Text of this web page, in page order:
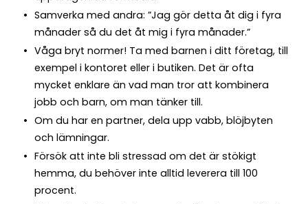
Samverka med andra: ”Jag gör detta åt dig i fyra
månader så du det åt mig i fyra månader.”
Våga bryt normer! Ta med barnen i ditt företag, till
exempel i kontoret eller i butiken. Det är ofta
mycket enklare än vad man tror att kombinera
jobb och barn, om man tänker till.
Om du har en partner, dela upp vabb, blöjbyten
och lämningar.
Försök att inte bli stressad om det är stökigt
hemma, du behöver inte alltid leverera till 100
procent.